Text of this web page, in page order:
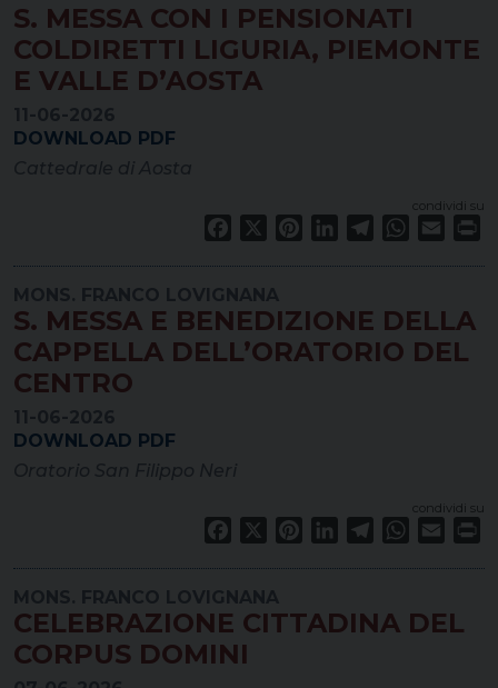
S. MESSA CON I PENSIONATI
COLDIRETTI LIGURIA, PIEMONTE
E VALLE D’AOSTA
DOWNLOAD PDF
condividi su
Facebook PinterestLinkedInTelegramWhatsApp
Email
S. MESSA E BENEDIZIONE DELLA
CAPPELLA DELL’ORATORIO DEL
CENTRO
DOWNLOAD PDF
condividi su
Facebook PinterestLinkedInTelegramWhatsApp
Email
CELEBRAZIONE CITTADINA DEL
CORPUS DOMINI